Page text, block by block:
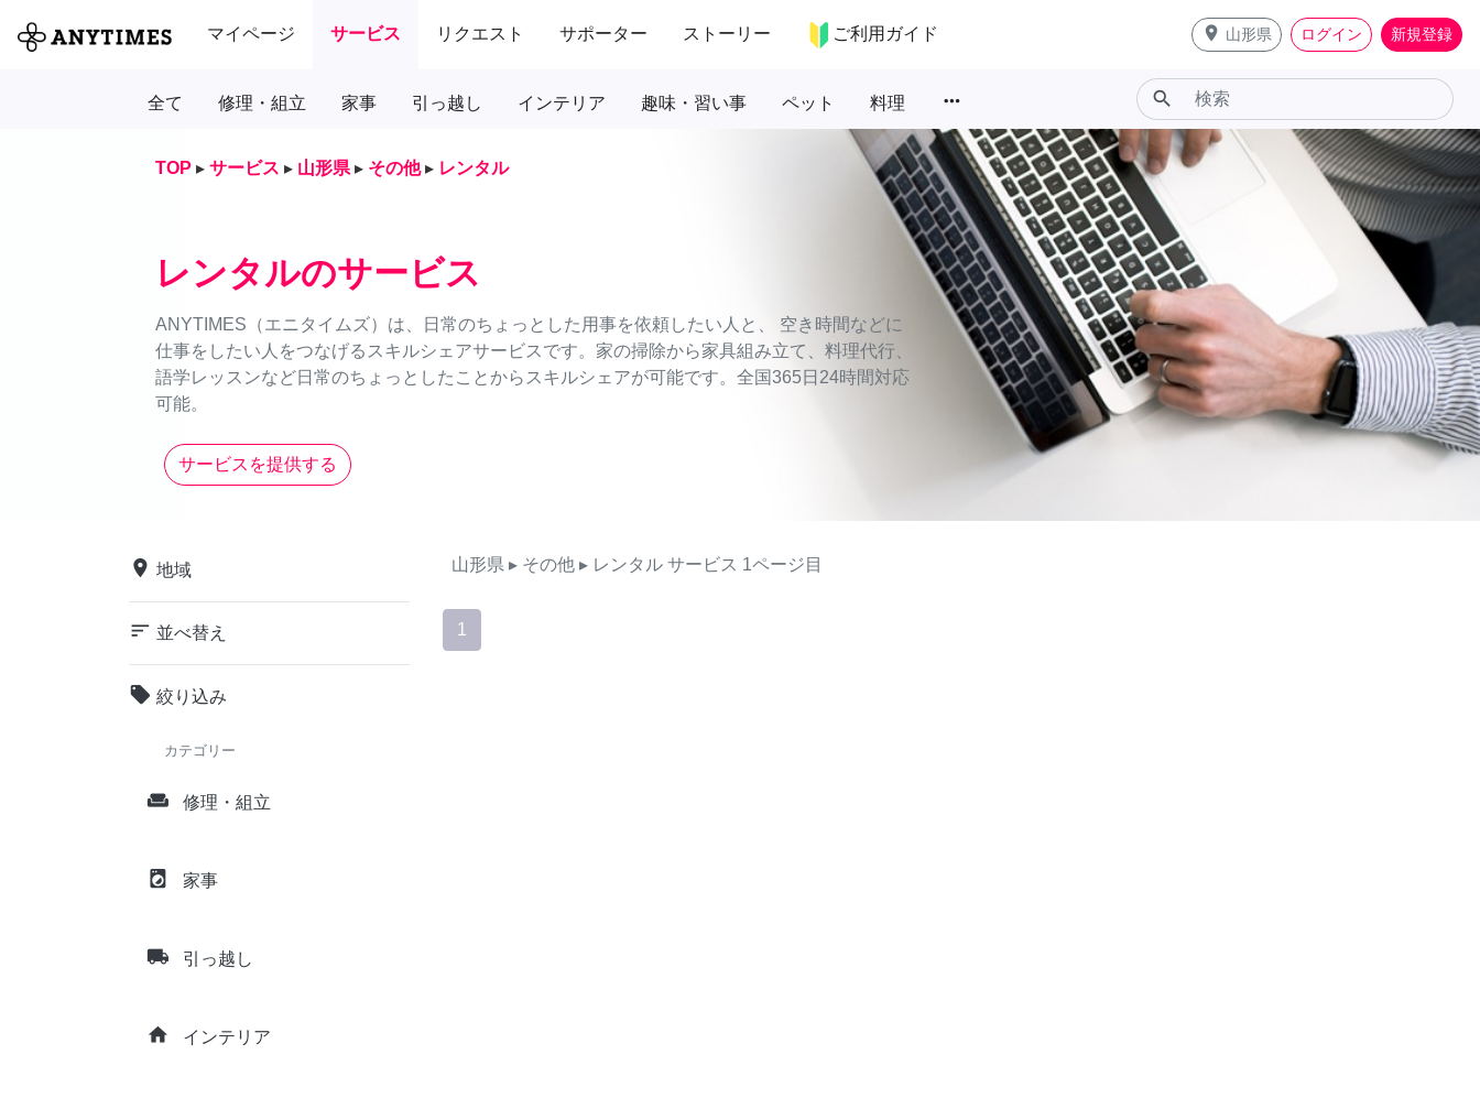
マイページ サービス リクエスト サポーター ストーリー ご利用ガイド place 山形県 ログイン 新規登録
全て 修理・組立 家事 引っ越し インテリア 趣味・習い事 ペット 料理 more_horiz search
TOP ▸ サービス ▸ 山形県 ▸ その他 ▸ レンタル
レンタルのサービス
ANYTIMES（エニタイムズ）は、日常のちょっとした用事を依頼したい人と、 空き時間などに
仕事をしたい人をつなげるスキルシェアサービスです。家の掃除から家具組み立て、料理代行、
語学レッスンなど日常のちょっとしたことからスキルシェアが可能です。全国365日24時間対応
可能。
サービスを提供する
place 地域
sort 並べ替え
local_offer 絞り込み
カテゴリー
weekend 修理・組立
local_laundry_service 家事
local_shipping 引っ越し
home インテリア
山形県 ▸ その他 ▸ レンタル サービス 1ページ目
1